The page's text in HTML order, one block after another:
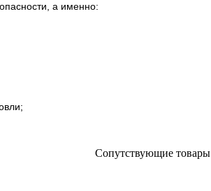
а именно:
Сопутствующие товары